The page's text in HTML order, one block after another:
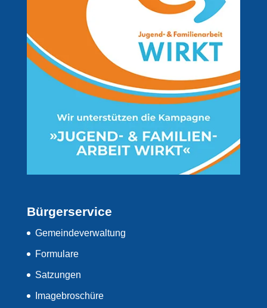
Bürgerservice
Gemeindeverwaltung
Formulare
Satzungen
Imagebroschüre